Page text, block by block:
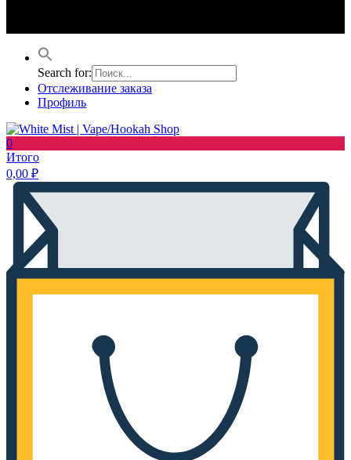
Search for:
Отслеживание заказа
Профиль
0
Итого
0,00 ₽